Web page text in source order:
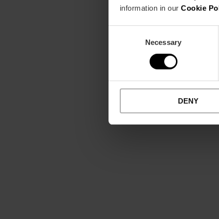
information in our Cookie
Necessary
DENY